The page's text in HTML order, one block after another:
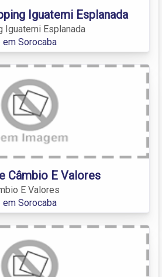
Iguatemi Esplanada
Iguatemi Esplanada
em Sorocaba
Câmbio E Valores
E Valores
em Sorocaba